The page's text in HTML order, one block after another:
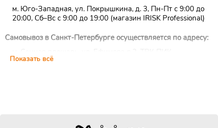
м. Юго-Западная, ул. Покрышкина, д. 3, Пн-Пт с 9:00 до
20:00, Сб–Вс с 9:00 до 19:00 (магазин IRISK Professional)
Самовывоз в Санкт-Петербурге осуществляется по адресу:
цокольный этаж, ежедневно с 10:00 до 22:00 (магазин
Показать всё